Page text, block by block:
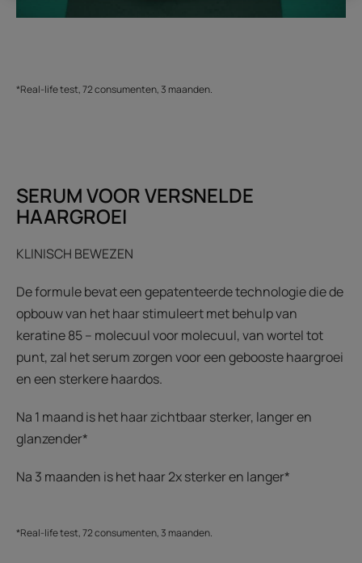
*Real-life test, 72 consumenten, 3 maanden.
SERUM VOOR VERSNELDE
HAARGROEI
KLINISCH BEWEZEN
De formule bevat een gepatenteerde technologie die de
opbouw van het haar stimuleert met behulp van
keratine 85 – molecuul voor molecuul, van wortel tot
punt, zal het serum zorgen voor een gebooste haargroei
en een sterkere haardos.
Na 1 maand is het haar zichtbaar sterker, langer en
glanzender*
Na 3 maanden is het haar 2x sterker en langer*
*Real-life test, 72 consumenten, 3 maanden.